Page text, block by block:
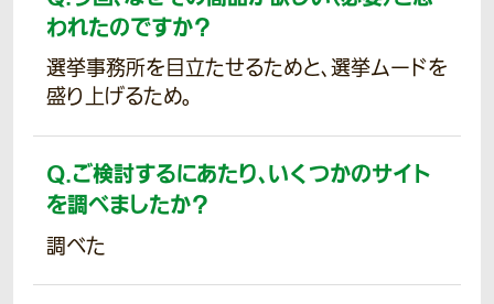
われたのですか？
選挙事務所を目立たせるためと、選挙ムードを
盛り上げるため。
Q.ご検討するにあたり、いくつかのサイト
を調べましたか？
調べた